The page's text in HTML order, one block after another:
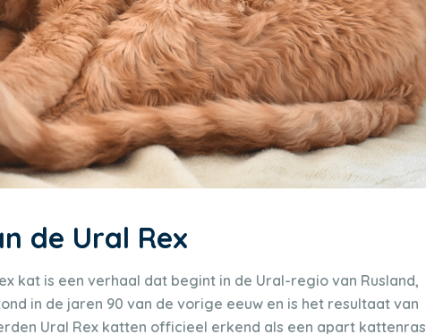
de Ural Rex
kat is een verhaal dat begint in de Ural-regio van Rusland,
in de jaren 90 van de vorige eeuw en is het resultaat van
Ural Rex katten officieel erkend als een apart kattenras